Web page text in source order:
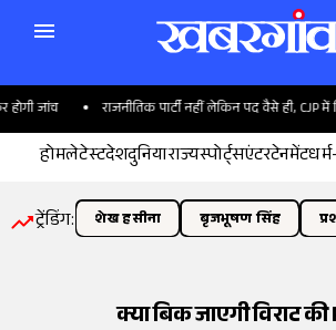
राजनीतिक पार्टी नहीं लेकिन पद वैसे ही, CJP में किसे, क्या पोस्ट
होमलेटेस्टदेशदुनियाराज्यस्पोर्ट्सएंटरटेनमेंट
ट्रेंडिंग: शेख हसीना बृजभूषण सिंह
क्या बिक जाएगी विराट की